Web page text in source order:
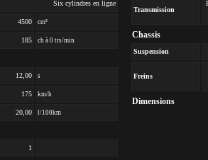
Six cylindres en ligne
4500 cm³
185 ch à 0 trs/min
12,00 s
175 km/h
20,00 l/100km
1
Transmission
Chassis
Suspension
Freins
Dimensions